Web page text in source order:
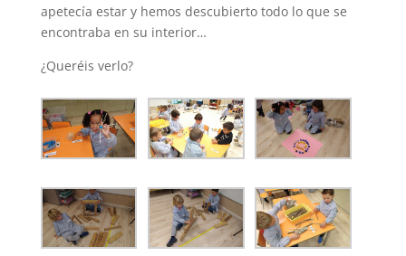
apetecía estar y hemos descubierto todo lo que se
encontraba en su interior…
¿Queréis verlo?